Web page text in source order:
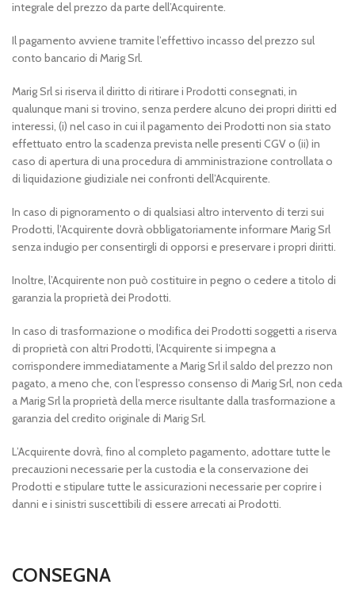
integrale del prezzo da parte dell’Acquirente.
Il pagamento avviene tramite l’effettivo incasso del prezzo sul
conto bancario di Marig Srl.
Marig Srl si riserva il diritto di ritirare i Prodotti consegnati, in
qualunque mani si trovino, senza perdere alcuno dei propri diritti ed
interessi, (i) nel caso in cui il pagamento dei Prodotti non sia stato
effettuato entro la scadenza prevista nelle presenti CGV o (ii) in
caso di apertura di una procedura di amministrazione controllata o
di liquidazione giudiziale nei confronti dell’Acquirente.
In caso di pignoramento o di qualsiasi altro intervento di terzi sui
Prodotti, l’Acquirente dovrà obbligatoriamente informare Marig Srl
senza indugio per consentirgli di opporsi e preservare i propri diritti.
Inoltre, l’Acquirente non può costituire in pegno o cedere a titolo di
garanzia la proprietà dei Prodotti.
In caso di trasformazione o modifica dei Prodotti soggetti a riserva
di proprietà con altri Prodotti, l’Acquirente si impegna a
corrispondere immediatamente a Marig Srl il saldo del prezzo non
pagato, a meno che, con l’espresso consenso di Marig Srl, non ceda
a Marig Srl la proprietà della merce risultante dalla trasformazione a
garanzia del credito originale di Marig Srl.
L’Acquirente dovrà, fino al completo pagamento, adottare tutte le
precauzioni necessarie per la custodia e la conservazione dei
Prodotti e stipulare tutte le assicurazioni necessarie per coprire i
danni e i sinistri suscettibili di essere arrecati ai Prodotti.
CONSEGNA